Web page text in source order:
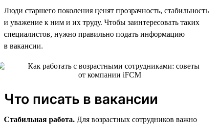
Люди старшего поколения ценят прозрачность, стабильность
и уважение к ним и их труду. Чтобы заинтересовать таких
специалистов, нужно правильно подать информацию
в вакансии.
Что писать в вакансии
Стабильная работа. Для возрастных сотрудников важно